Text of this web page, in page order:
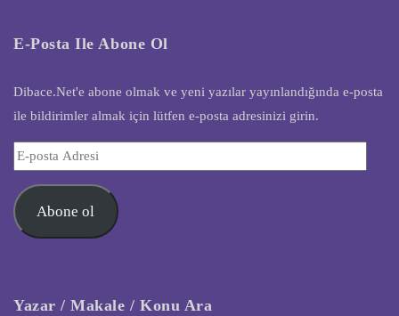
E-Posta Ile Abone Ol
Dibace.Net'e abone olmak ve yeni yazılar yayınlandığında e-posta
ile bildirimler almak için lütfen e-posta adresinizi girin.
E-
Adresi
Abone ol
Yazar / Makale / Konu Ara